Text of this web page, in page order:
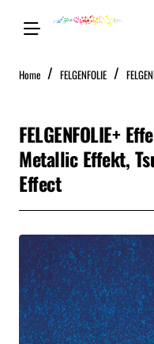
Home home FELGENFOLIE
FELGENFOLIE+
Metallic Effekt,
Effect